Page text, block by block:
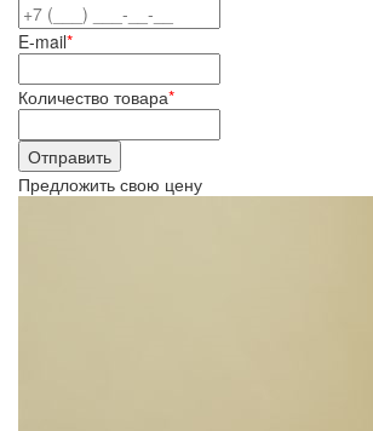
E-mail*
Количество товара*
Предложить свою цену